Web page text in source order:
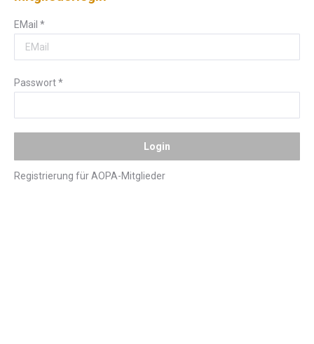
EMail *
Passwort*
Registrierung für AOPA-Mitglieder